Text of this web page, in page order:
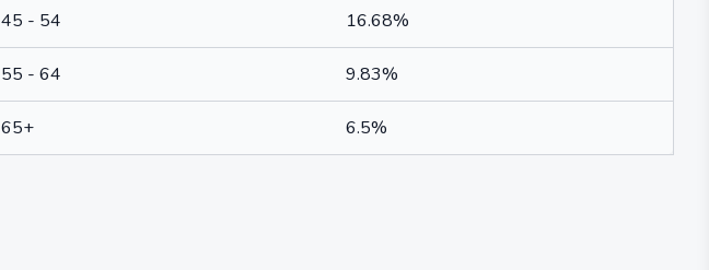
45 - 54 16.68%
55 - 64 9.83%
65+ 6.5%